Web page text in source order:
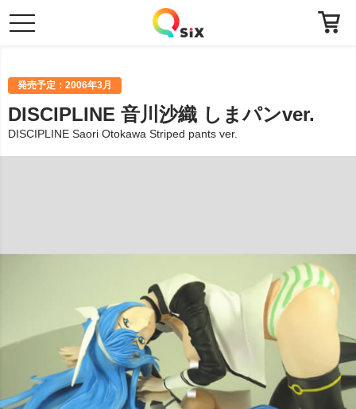
toggle
navigation
発売予定：2006年3月
DISCIPLINE 音川沙織 しまパンver.
DISCIPLINE Saori Otokawa Striped pants ver.